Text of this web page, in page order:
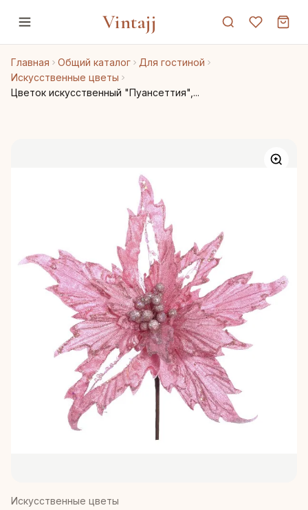
Vintajj
Главная Общий каталог
Для гостиной
Искусственные цветы
Цветок искусственный "Пуансеттия",...
Искусственные цветы